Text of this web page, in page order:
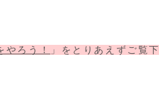
ろう！
」をとりあえずご覧下